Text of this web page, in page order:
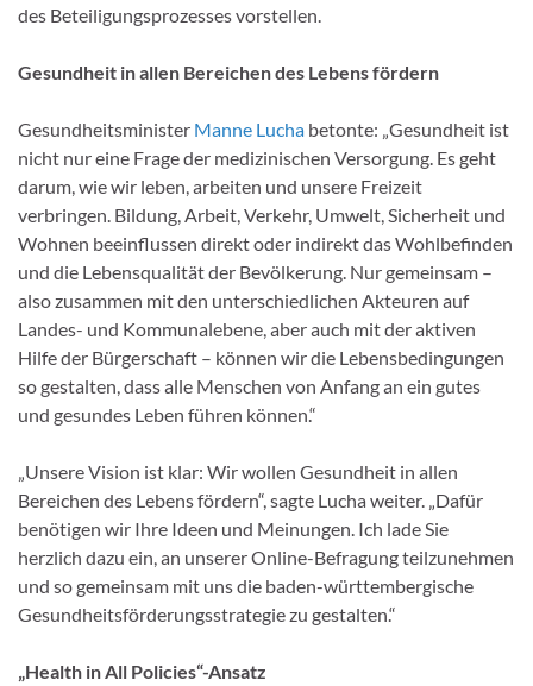
des Beteiligungsprozesses vorstellen.
Gesundheit in allen Bereichen des Lebens fördern
Gesundheitsminister Manne Lucha betonte: „Gesundheit ist
nicht nur eine Frage der medizinischen Versorgung. Es geht
darum, wie wir leben, arbeiten und unsere Freizeit
verbringen. Bildung, Arbeit, Verkehr, Umwelt, Sicherheit und
Wohnen beeinflussen direkt oder indirekt das Wohlbefinden
und die Lebensqualität der Bevölkerung. Nur gemeinsam –
also zusammen mit den unterschiedlichen Akteuren auf
Landes- und Kommunalebene, aber auch mit der aktiven
Hilfe der Bürgerschaft – können wir die Lebensbedingungen
so gestalten, dass alle Menschen von Anfang an ein gutes
und gesundes Leben führen können.“
„Unsere Vision ist klar: Wir wollen Gesundheit in allen
Bereichen des Lebens fördern“, sagte Lucha weiter. „Dafür
benötigen wir Ihre Ideen und Meinungen. Ich lade Sie
herzlich dazu ein, an unserer Online-Befragung teilzunehmen
und so gemeinsam mit uns die baden-württembergische
Gesundheitsförderungsstrategie zu gestalten.“
„Health in All Policies“-Ansatz